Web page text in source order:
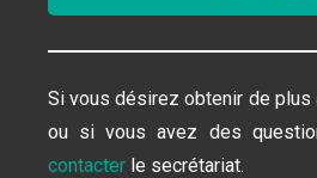
Si vous désirez obtenir de
ou si vous avez des
contacter le secrétariat.